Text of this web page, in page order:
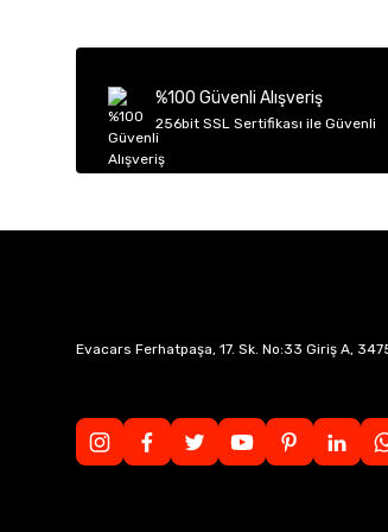
Ürün fiyatı diğer sitelerden daha pahalı.
Bu ürüne benzer farklı alternatifler olmalı.
%100 Güvenli Alışveriş
256bit SSL Sertifikası ile Güvenli
Evacars Ferhatpaşa, 17. Sk. No:33 Giriş A,